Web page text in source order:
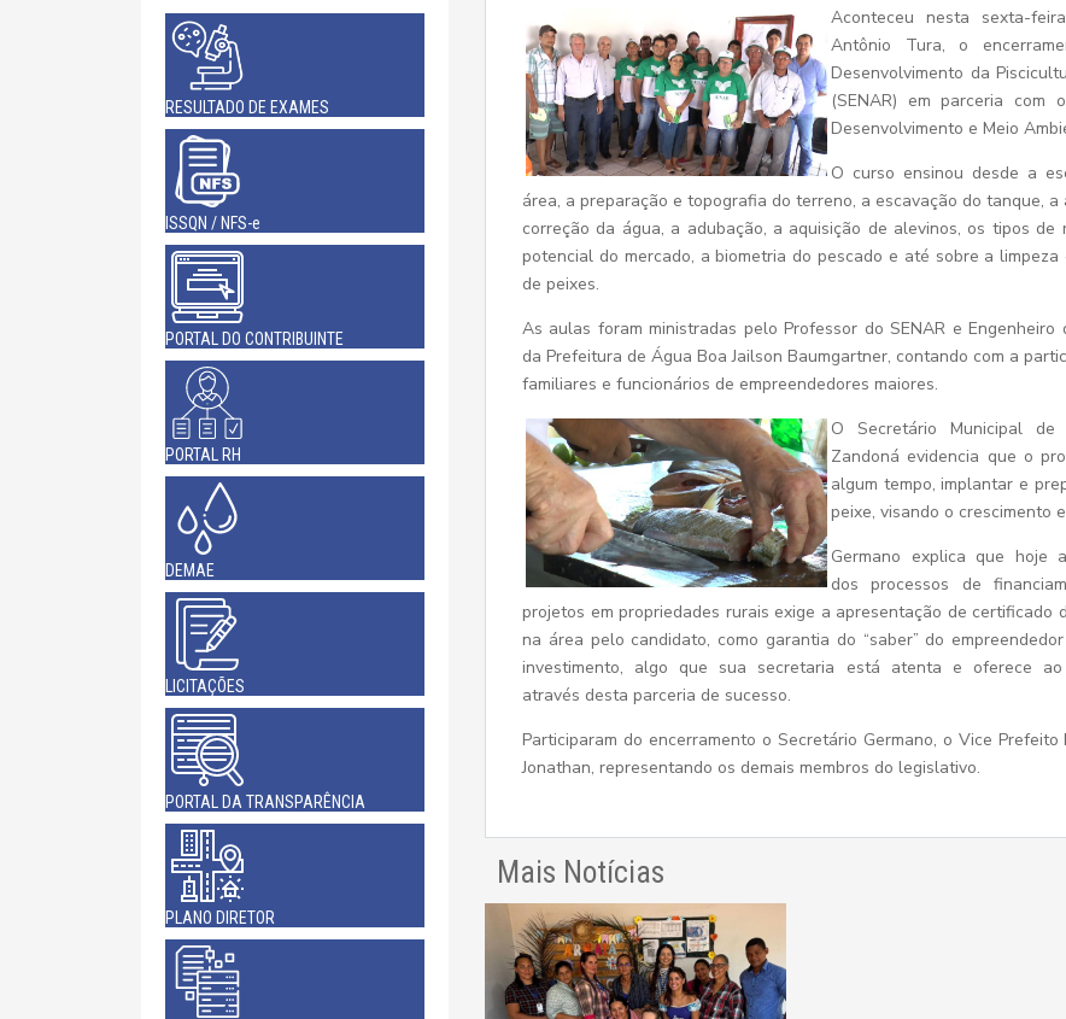
RESULTADO DE EXAMES
ISSQN / NFS-e
PORTAL DO CONTRIBUINTE
PORTAL RH
DEMAE
LICITAÇÕES
PORTAL DA TRANSPARÊNCIA
PLANO DIRETOR
Aconteceu nesta sexta-
Antônio Tura, o
Desenvolvimento da
(SENAR) em parceria
Desenvolvimento e Meio
O curso ensinou desde a
área, a preparação e topografia do terreno, a escavação do tanque, a
correção da água, a adubação, a aquisição de alevinos, os tipos de
potencial do mercado, a biometria do pescado e até sobre a limpeza
de peixes.
As aulas foram ministradas pelo Professor do SENAR e Engenheiro
da Prefeitura de Água Boa Jailson Baumgartner, contando com a
familiares e funcionários de empreendedores maiores.
O Secretário Municipal de
Zandoná evidencia que o
algum tempo, implantar e
peixe, visando o crescimento
Germano explica que hoje
dos processos de
projetos em propriedades rurais exige a apresentação de certificado
na área pelo candidato, como garantia do “saber” do
investimento, algo que sua secretaria está atenta e oferece ao
através desta parceria de sucesso.
Participaram do encerramento o Secretário Germano, o Vice
Jonathan, representando os demais membros do legislativo.
Mais Notícias